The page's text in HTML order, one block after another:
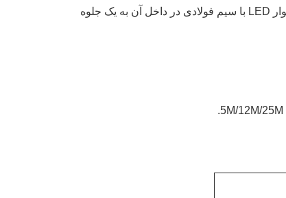
این یک ایده بسیار هوشمندانه است!تسمه فولادی قبلی را به نوار LED تبدیل می‌کند و نوار LED با سیم فولادی در داخل آن به یک جلوه